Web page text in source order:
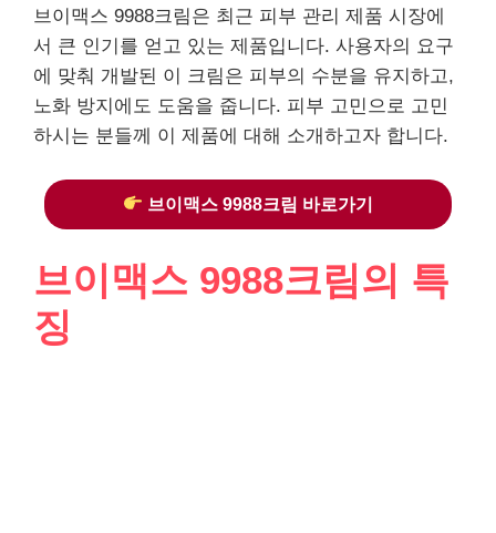
브이맥스 9988크림은 최근 피부 관리 제품 시장에
서 큰 인기를 얻고 있는 제품입니다. 사용자의 요구
에 맞춰 개발된 이 크림은 피부의 수분을 유지하고,
노화 방지에도 도움을 줍니다. 피부 고민으로 고민
하시는 분들께 이 제품에 대해 소개하고자 합니다.
브이맥스 9988크림 바로가기
브이맥스 9988크림의 특
징